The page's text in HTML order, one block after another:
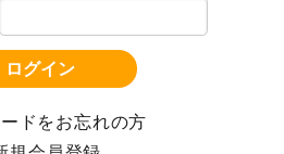
ログイン
ドをお忘れの方